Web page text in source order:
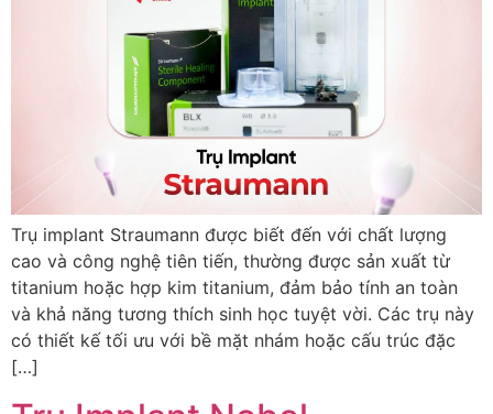
Trụ implant Straumann được biết đến với chất lượng
cao và công nghệ tiên tiến, thường được sản xuất từ
titanium hoặc hợp kim titanium, đảm bảo tính an toàn
và khả năng tương thích sinh học tuyệt vời. Các trụ này
có thiết kế tối ưu với bề mặt nhám hoặc cấu trúc đặc
[…]